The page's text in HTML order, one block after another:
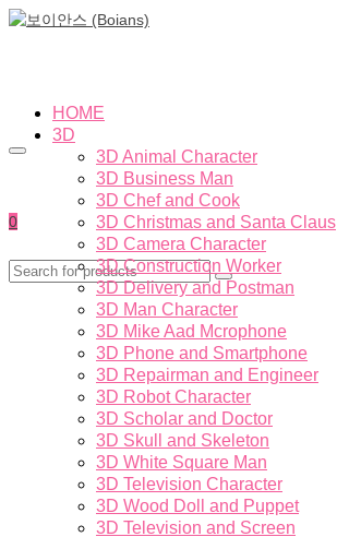
0
HOME
3D
3D Animal Character
3D Business Man
3D Chef and Cook
3D Christmas and Santa Claus
3D Camera Character
3D Construction Worker
3D Delivery and Postman
3D Man Character
3D Mike Aad Mcrophone
3D Phone and Smartphone
3D Repairman and Engineer
3D Robot Character
3D Scholar and Doctor
3D Skull and Skeleton
3D White Square Man
3D Television Character
3D Wood Doll and Puppet
3D Television and Screen